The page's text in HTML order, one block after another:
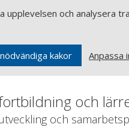
och analysera
kakor Anpassa
och
och